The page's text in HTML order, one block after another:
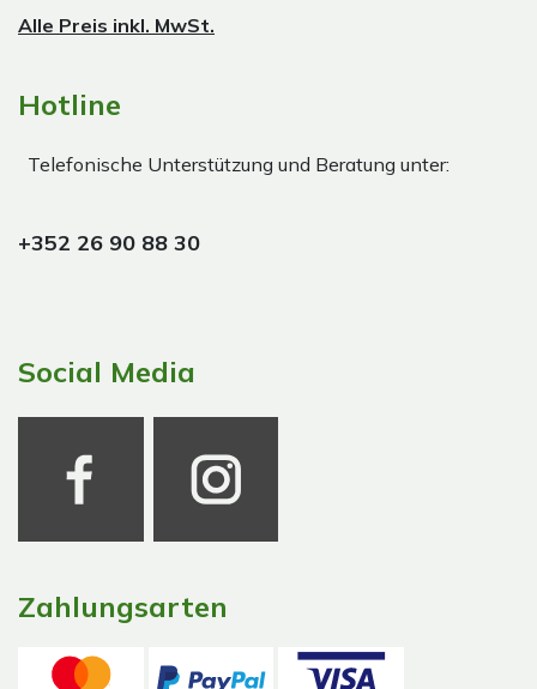
Alle Preis inkl. MwSt.
Hotline
Telefonische Unterstützung und Beratung unter:
+352 26 90 88 30
Social Media
Zahlungsarten